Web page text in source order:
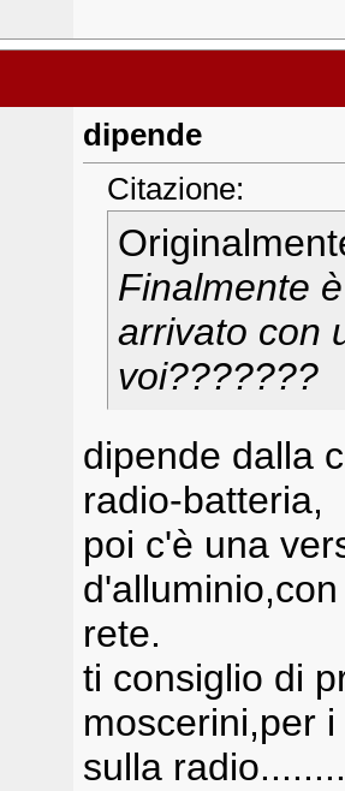
dipende
Citazione:
Finalmente
arrivato con
voi???????
dipende dalla
radio-batteria,
poi c'è una
rete.
ti consiglio di
moscerini,per
sulla